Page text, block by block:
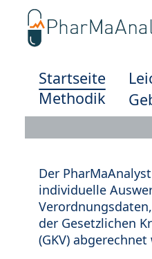
Startseite
Methodik
Der
individuelle
der Gesetzlichen
(GKV)